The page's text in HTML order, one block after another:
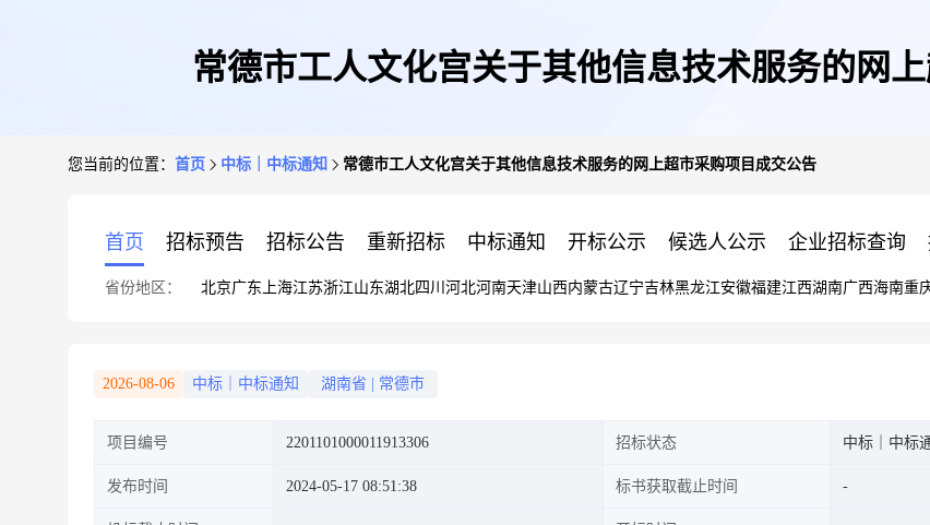
常德市工人文化宫关于其他信息技术服务的网
您当前的位置： 首页 中标｜中标通知 常德市工人文化宫关于其他信息技术服务的网上超市采购项目成交公告
首页 招标预告 招标公告 重新招标 中标通知 开标公示 候选人公示 企业招标查询
省份地区： 北京广东 上海江苏浙江山东湖北四川 河北河南天津山西内蒙古辽宁吉林黑龙江安徽福建江西湖南广西海南重
2026-08-06 中标｜中标通知 湖南省 常德市
项目编号 2201101000011913306 招标状态 中标｜中标
发布时间 2024-05-17 08:51:38 标书获取截止时间